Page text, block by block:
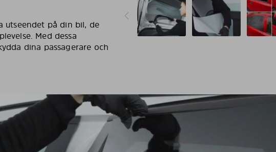
utseendet på din bil, de
Med dessa
dina passagerare och